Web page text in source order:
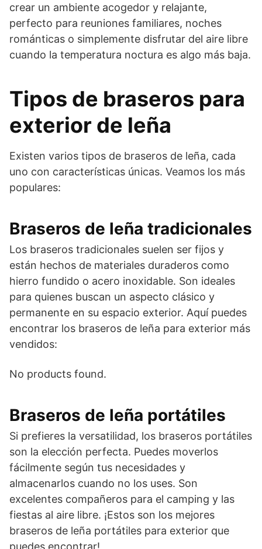
crear un ambiente acogedor y relajante,
perfecto para reuniones familiares, noches
románticas o simplemente disfrutar del aire libre
cuando la temperatura noctura es algo más baja.
Tipos de braseros para
exterior de leña
Existen varios tipos de braseros de leña, cada
uno con características únicas. Veamos los más
populares:
Braseros de leña tradicionales
Los braseros tradicionales suelen ser fijos y
están hechos de materiales duraderos como
hierro fundido o acero inoxidable. Son ideales
para quienes buscan un aspecto clásico y
permanente en su espacio exterior. Aquí puedes
encontrar los braseros de leña para exterior más
vendidos:
No products found.
Braseros de leña portátiles
Si prefieres la versatilidad, los braseros portátiles
son la elección perfecta. Puedes moverlos
fácilmente según tus necesidades y
almacenarlos cuando no los uses. Son
excelentes compañeros para el camping y las
fiestas al aire libre. ¡Estos son los mejores
braseros de leña portátiles para exterior que
puedes encontrar!